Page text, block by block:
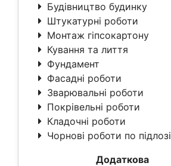
Будівництво будинку
Штукатурні роботи
Монтаж гіпсокартону
Кування та лиття
Фундамент
Фасадні роботи
Зварювальні роботи
Покрівельні роботи
Кладочні роботи
Чорнові роботи по підлозі
Додаткова